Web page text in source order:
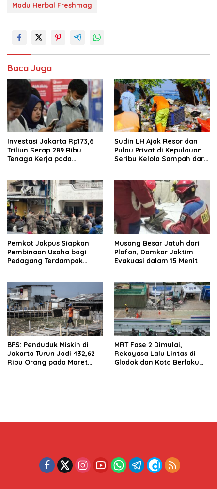
Madu Herbal Freshmag
Baca Juga
Investasi Jakarta Rp173,6
Triliun Serap 289 Ribu
Tenaga Kerja pada
Sudin LH Ajak Resor dan
Pulau Privat di Kepulauan
Seribu Kelola Sampah dari
Pemkot Jakpus Siapkan
Pembinaan Usaha bagi
Pedagang Terdampak
Musang Besar Jatuh dari
Plafon, Damkar Jaktim
Evakuasi dalam 15 Menit
BPS: Penduduk Miskin di
Jakarta Turun Jadi 432,62
Ribu Orang pada Maret
MRT Fase 2 Dimulai,
Rekayasa Lalu Lintas di
Glodok dan Kota Berlaku